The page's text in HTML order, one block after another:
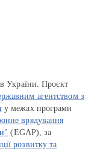
України. Проєкт
агентством з
у межах програми
врядування
(EGAP), за
розвитку та